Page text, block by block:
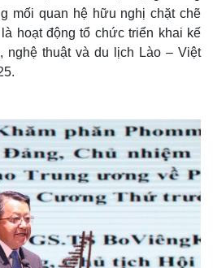
mối quan hệ hữu nghị chặt chẽ
hoạt động tổ chức triển khai kế
nghệ thuật và du lịch Lào – Việt